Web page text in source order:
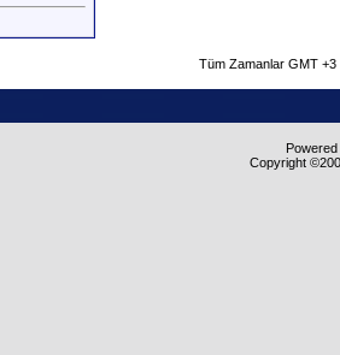
Tüm Zamanlar GMT
Copyright